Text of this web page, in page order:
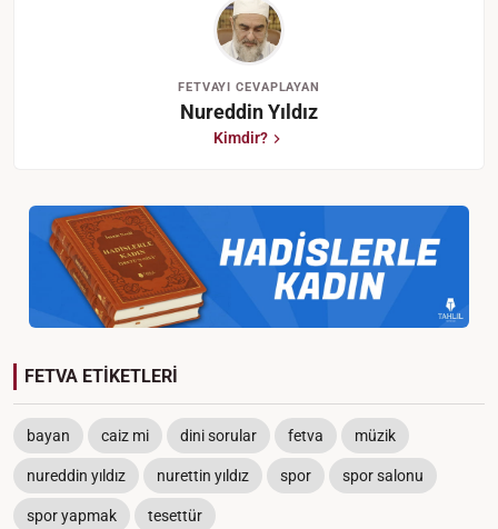
FETVAYI CEVAPLAYAN
Nureddin Yıldız
Kimdir?
FETVA ETİKETLERİ
bayan caiz mi dini sorular fetva müzik
nureddin yıldız nurettin yıldız spor spor salonu
spor yapmak tesettür